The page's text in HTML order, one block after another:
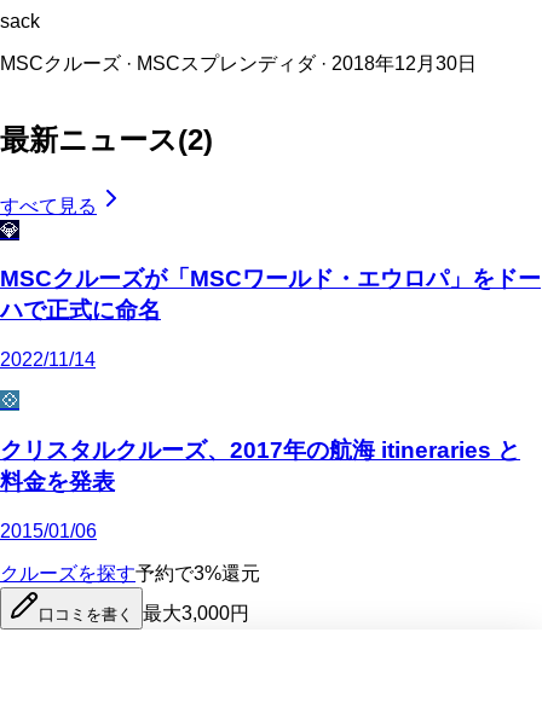
sack
MSCクルーズ · MSCスプレンディダ · 2018年12月30日
最新ニュース(2)
すべて見る
💎
MSCクルーズが「MSCワールド・エウロパ」をドー
ハで正式に命名
2022/11/14
💠
クリスタルクルーズ、2017年の航海 itineraries と
料金を発表
2015/01/06
クルーズを探す予約で3%還元
口コミを書く 最大3,000円